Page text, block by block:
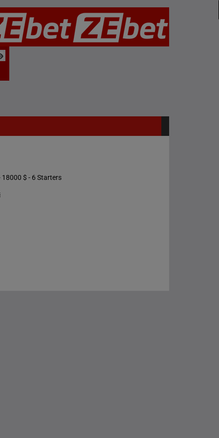
18000 $ - 6 Starters